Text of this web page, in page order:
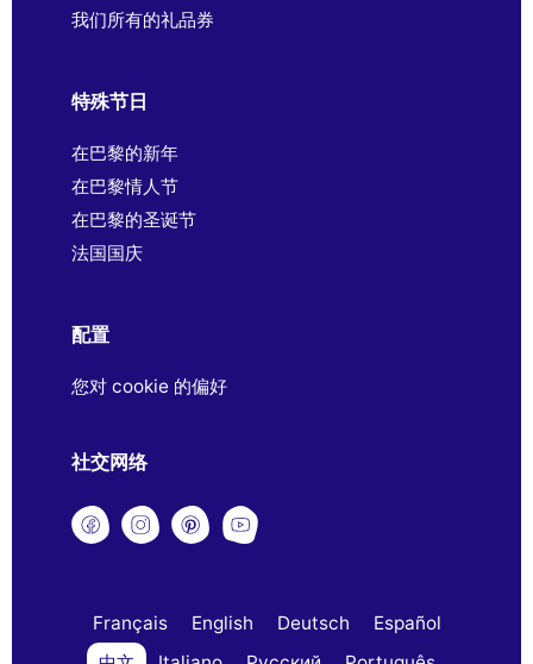
我们所有的礼品券
特殊节日
在巴黎的新年
在巴黎情人节
在巴黎的圣诞节
法国国庆
配置
您对 cookie 的偏好
社交网络
Français English Deutsch
Español